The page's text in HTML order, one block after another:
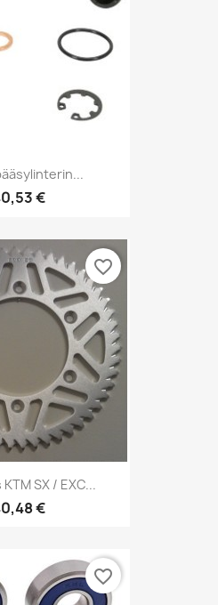
€
SX / EXC...
€
favorite_border
favorite_border